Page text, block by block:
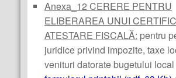
Anexa_12 CERERE PENTRU
ELIBERAREA UNUI
ATESTARE FISCALĂ: pentru
juridice privind impozite, taxe
venituri datorate bugetului local